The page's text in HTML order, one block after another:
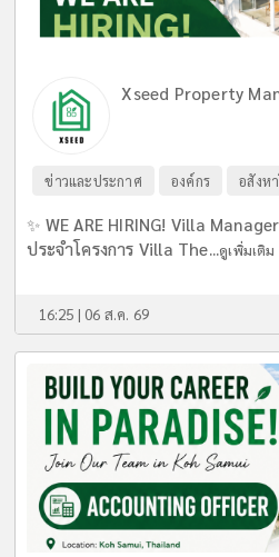
Xseed Property
ข่าวและประกาศ องค์กร อสังห
✨ WE ARE HIRING! Villa
ประจำโครงการ Villa The...ดูเพิ่มเติม
16:25 | 06 ส.ค. 69